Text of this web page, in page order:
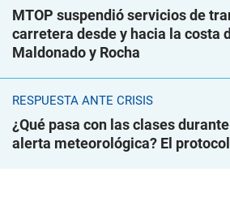
MTOP suspendió servicios de
carretera desde y hacia la costa
Maldonado y Rocha
RESPUESTA ANTE CRISIS
¿Qué pasa con las clases
alerta meteorológica? El